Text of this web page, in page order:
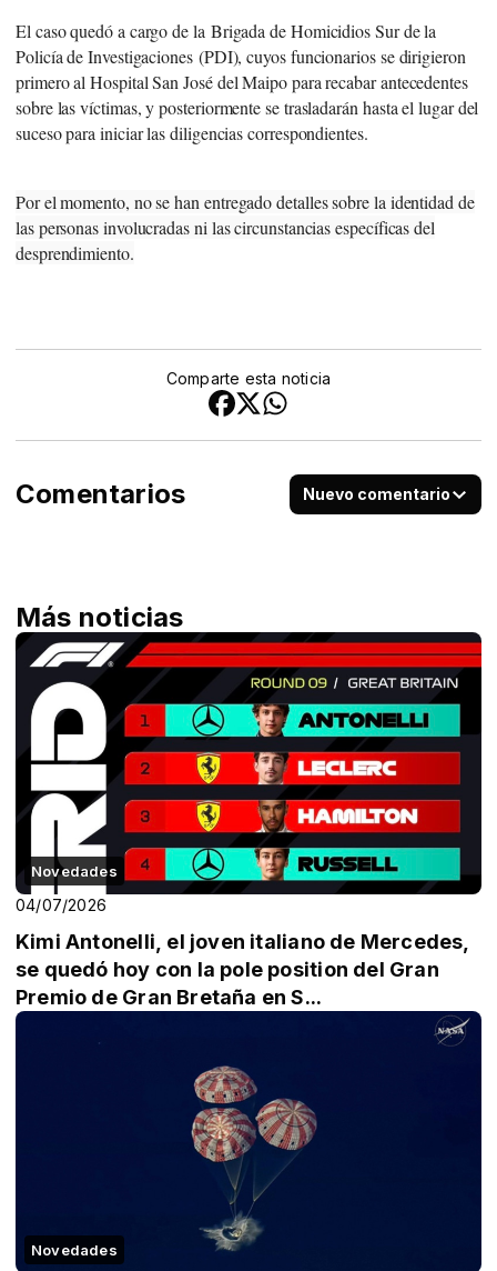
El caso quedó a cargo de la Brigada de Homicidios Sur de la
Policía de Investigaciones(PDI), cuyos funcionarios se dirigieron
primero al Hospital San José del Maipo para recabar antecedentes
sobre las víctimas, y posteriormente se trasladarán hasta el lugar del
suceso para iniciar las diligencias correspondientes.
Por el momento, no se han entregado detalles sobre la identidad de
las personas involucradas ni las circunstancias específicas del
desprendimiento.
Comparte esta noticia
Comentarios Nuevo comentario
Más noticias
Novedades
04/07/2026
Kimi Antonelli, el joven italiano de Mercedes,
se quedó hoy con la pole position del Gran
Premio de Gran Bretaña en S...
Novedades